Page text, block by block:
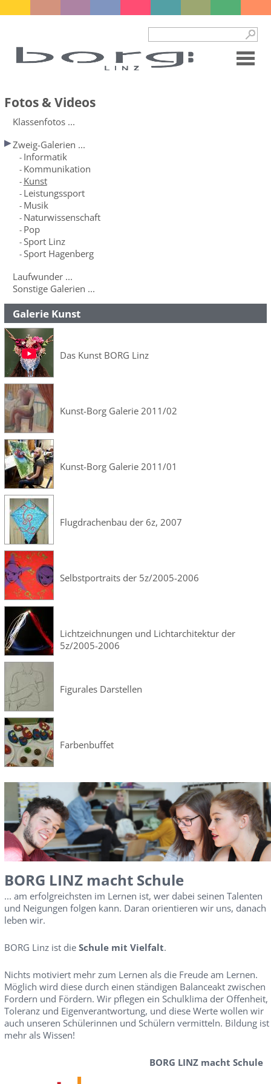
Fotos & Videos
Klassenfotos ...
Zweig-Galerien ...
- Informatik
- Kommunikation
- Kunst
- Leistungssport
- Musik
- Naturwissenschaft
- Pop
-Sport Linz
-Sport Hagenberg
Laufwunder ...
Sonstige Galerien ...
Galerie Kunst
Das Kunst BORG Linz
Kunst-Borg Galerie 2011/02
Kunst-Borg Galerie 2011/01
Flugdrachenbau der 6z, 2007
Selbstportraits der 5z/2005-2006
Lichtzeichnungen und Lichtarchitektur der
5z/2005-2006
Figurales Darstellen
Farbenbuffet
BORG LINZ macht Schule
... am erfolgreichsten im Lernen ist, wer dabei seinen Talenten
und Neigungen folgen kann. Daran orientieren wir uns, danach
leben wir.
BORG Linz ist die Schule mit Vielfalt.
Nichts motiviert mehr zum Lernen als die Freude am Lernen.
Möglich wird diese durch einen ständigen Balanceakt zwischen
Fordern und Fördern. Wir pflegen ein Schulklima der Offenheit,
Toleranz und Eigenverantwortung, und diese Werte wollen wir
auch unseren Schülerinnen und Schülern vermitteln. Bildung ist
mehr als Wissen!
BORG LINZ macht Schule